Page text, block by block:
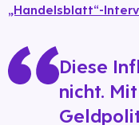
„Handelsblatt“-
Diese
nicht.